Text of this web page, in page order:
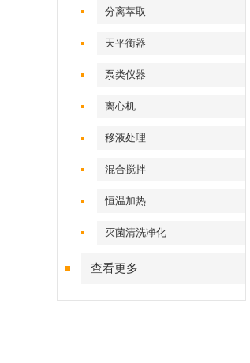
分离萃取
天平衡器
泵类仪器
离心机
移液处理
混合搅拌
恒温加热
灭菌清洗净化
查看更多